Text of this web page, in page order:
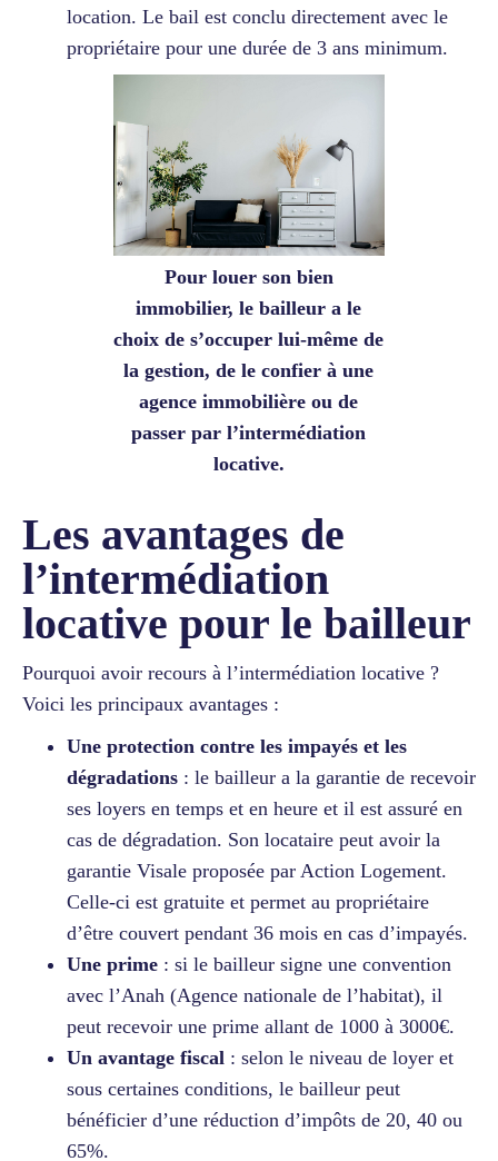
location. Le bail est conclu directement avec le
propriétaire pour une durée de 3 ans minimum.
Pour louer son bien
immobilier, le bailleur a le
choix de s’occuper lui-même de
la gestion, de le confier à une
agence immobilière ou de
passer par l’intermédiation
locative.
Les avantages de
l’intermédiation
locative pour le bailleur
Pourquoi avoir recours à l’intermédiation locative ?
Voici les principaux avantages :
Une protection contre les impayés et les
dégradations : le bailleur a la garantie de recevoir
ses loyers en temps et en heure et il est assuré en
cas de dégradation. Son locataire peut avoir la
garantie Visale proposée par Action Logement.
Celle-ci est gratuite et permet au propriétaire
d’être couvert pendant 36 mois en cas d’impayés.
Une prime : si le bailleur signe une convention
avec l’Anah (Agence nationale de l’habitat), il
peut recevoir une prime allant de 1000 à 3000€.
Un avantage fiscal : selon le niveau de loyer et
sous certaines conditions, le bailleur peut
bénéficier d’une réduction d’impôts de 20, 40 ou
65%.